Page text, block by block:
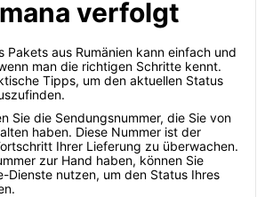
verfolgt
Pakets aus Rumänien kann einfach und
man die richtigen Schritte kennt.
Tipps, um den aktuellen Status
Sie die Sendungsnummer, die Sie von
haben. Diese Nummer ist der
Ihrer Lieferung zu überwachen.
zur Hand haben, können Sie
Dienste nutzen, um den Status Ihres